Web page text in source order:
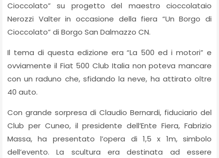
Cioccolato” su progetto del maestro cioccolataio
Nerozzi Valter in occasione della fiera “Un Borgo di
Cioccolato” di Borgo San Dalmazzo CN.
Il tema di questa edizione era “La 500 ed i motori” e
ovviamente il Fiat 500 Club Italia non poteva mancare
con un raduno che, sfidando la neve, ha attirato oltre
40 auto.
Con grande sorpresa di Claudio Bernardi, fiduciario del
Club per Cuneo, il presidente dell’Ente Fiera, Fabrizio
Massa, ha presentato l’opera di 1,5 x 1m, simbolo
dell’evento. La scultura era destinata ad essere